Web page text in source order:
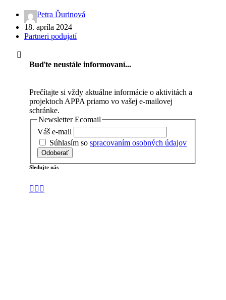
Petra Ďurinová
18. apríla 2024
Partneri podujatí
Buďte neustále informovaní...
Prečítajte si vždy aktuálne informácie o aktivitách a
projektoch APPA priamo vo vašej e-mailovej
schránke.
Newsletter Ecomail
Váš e-mail
Súhlasím so spracovaním osobných údajov
Odoberať
Sledujte nás